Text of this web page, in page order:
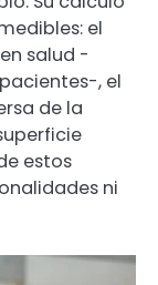
el
salud -
, el
de la
estos
ni